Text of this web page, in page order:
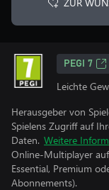
PEGI 7
Leichte
Herausgeber von
Spielens Zugriff auf
Daten. Weitere
Online-Multiplayer
Essential, Premium
Abonnements).